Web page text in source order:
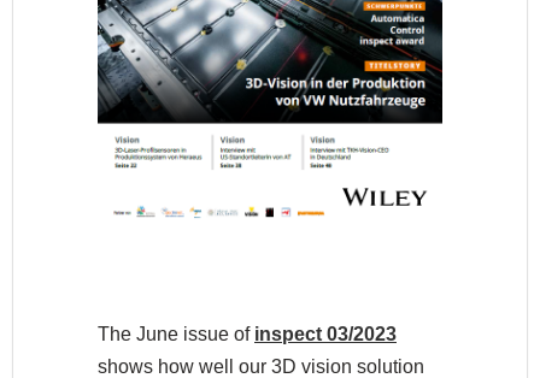
The June issue of inspect 03/2023
shows how well our 3D vision solution